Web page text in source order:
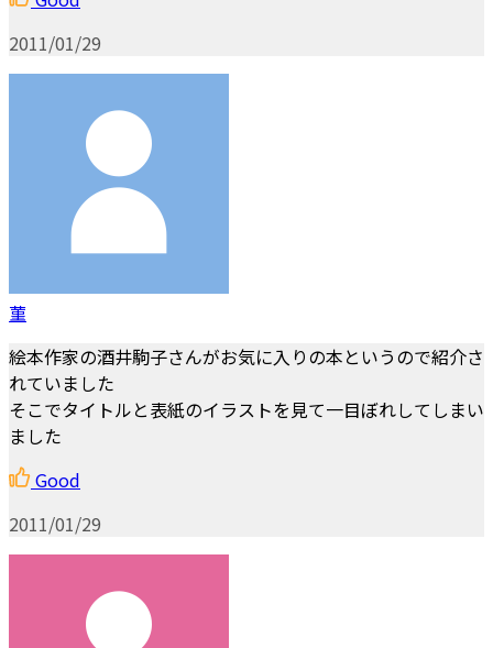
2011/01/29
菫
絵本作家の酒井駒子さんがお気に入りの本というので紹介さ
れていました
そこでタイトルと表紙のイラストを見て一目ぼれしてしまい
ました
Good
2011/01/29